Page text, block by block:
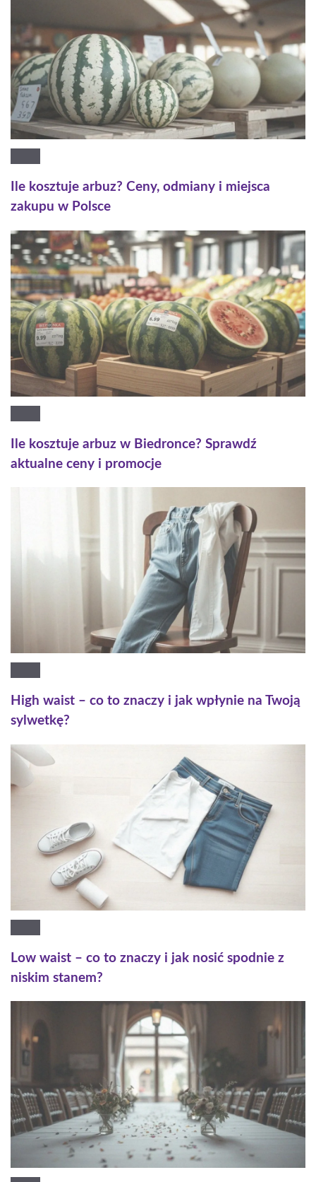
Ile kosztuje arbuz? Ceny, odmiany i miejsca
zakupu w Polsce
Ile kosztuje arbuz w Biedronce? Sprawdź
aktualne ceny i promocje
High waist – co to znaczy i jak wpłynie na Twoją
sylwetkę?
Low waist – co to znaczy i jak nosić spodnie z
niskim stanem?